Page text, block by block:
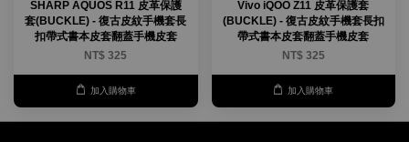
SHARP AQUOS R11 皮革保護
套(BUCKLE) - 復古皮紋手機套長
扣帶式書本皮套翻蓋手機皮套
NT$ 325
加入購物車
Vivo iQOO Z11 皮革保護套
(BUCKLE) - 復古皮紋手機套長扣
帶式書本皮套翻蓋手機皮套
NT$ 325
加入購物車